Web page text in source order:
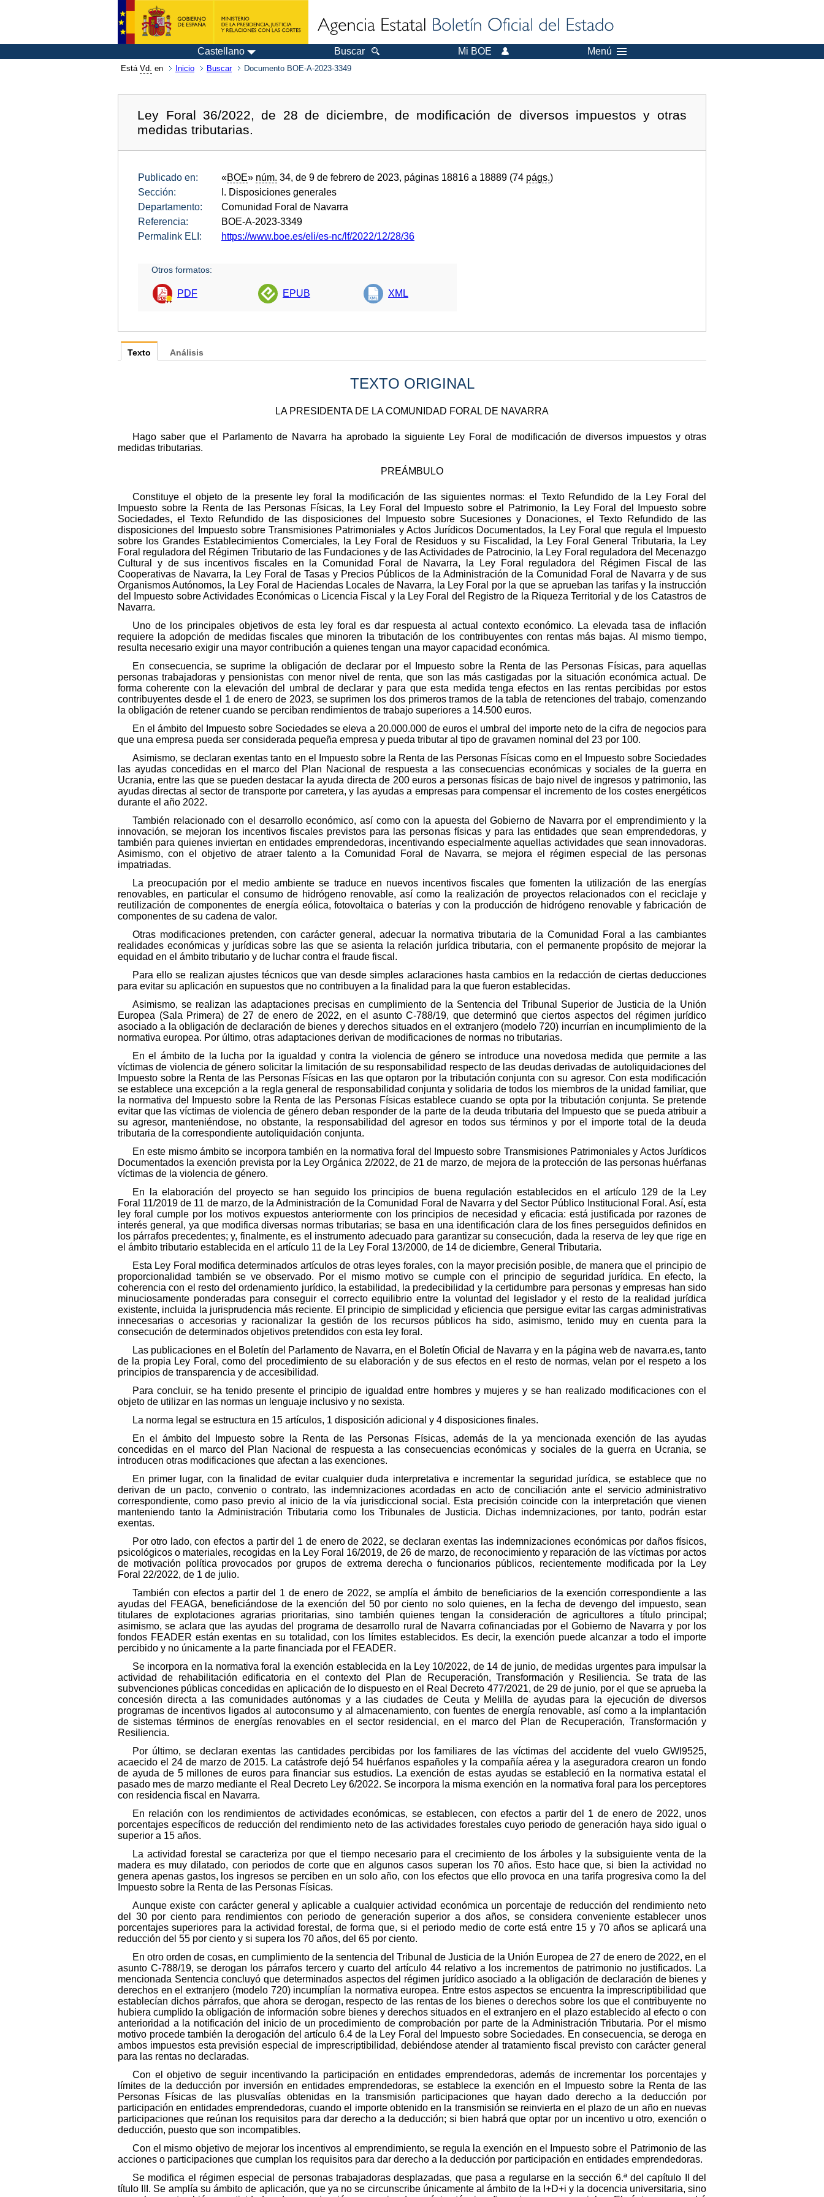
Castellano Buscar Mi BOE Menú
Está Vd. en Inicio Buscar Documento BOE-A-2023-3349
Ley Foral 36/2022, de 28 de diciembre, de modificación de diversos impuestos y otras
medidas tributarias.
Publicado en: «BOE» núm. 34, de 9 de febrero de 2023, páginas 18816 a 18889 (74 págs.)
Sección:
I. Disposiciones generales
Departamento:
Comunidad Foral de Navarra
Referencia:
BOE-A-2023-3349
Permalink ELI:
https://www.boe.es/eli/es-nc/lf/2022/12/28/36
Otros formatos:
PDF EPUB XML
Texto
TEXTO ORIGINAL
LA PRESIDENTA DE LA COMUNIDAD FORAL DE NAVARRA
Hago saber que el Parlamento de Navarra ha aprobado la siguiente Ley Foral de modificación de diversos impuestos y otras
medidas tributarias.
PREÁMBULO
Constituye el objeto de la presente ley foral la modificación de las siguientes normas: el Texto Refundido de la Ley Foral del
Impuesto sobre la Renta de las Personas Físicas, la Ley Foral del Impuesto sobre el Patrimonio, la Ley Foral del Impuesto sobre
Sociedades, el Texto Refundido de las disposiciones del Impuesto sobre Sucesiones y Donaciones, el Texto Refundido de las
disposiciones del Impuesto sobre Transmisiones Patrimoniales y Actos Jurídicos Documentados, la Ley Foral que regula el Impuesto
sobre los Grandes Establecimientos Comerciales, la Ley Foral de Residuos y su Fiscalidad, la Ley Foral General Tributaria, la Ley
Foral reguladora del Régimen Tributario de las Fundaciones y de las Actividades de Patrocinio, la Ley Foral reguladora del Mecenazgo
Cultural y de sus incentivos fiscales en la Comunidad Foral de Navarra, la Ley Foral reguladora del Régimen Fiscal de las
Cooperativas de Navarra, la Ley Foral de Tasas y Precios Públicos de la Administración de la Comunidad Foral de Navarra y de sus
Organismos Autónomos, la Ley Foral de Haciendas Locales de Navarra, la Ley Foral por la que se aprueban las tarifas y la instrucción
del Impuesto sobre Actividades Económicas o Licencia Fiscal y la Ley Foral del Registro de la Riqueza Territorial y de los Catastros de
Navarra.
Uno de los principales objetivos de esta ley foral es dar respuesta al actual contexto económico. La elevada tasa de inflación
requiere la adopción de medidas fiscales que minoren la tributación de los contribuyentes con rentas más bajas. Al mismo tiempo,
resulta necesario exigir una mayor contribución a quienes tengan una mayor capacidad económica.
En consecuencia, se suprime la obligación de declarar por el Impuesto sobre la Renta de las Personas Físicas, para aquellas
personas trabajadoras y pensionistas con menor nivel de renta, que son las más castigadas por la situación económica actual. De
forma coherente con la elevación del umbral de declarar y para que esta medida tenga efectos en las rentas percibidas por estos
contribuyentes desde el 1 de enero de 2023, se suprimen los dos primeros tramos de la tabla de retenciones del trabajo, comenzando
la obligación de retener cuando se perciban rendimientos de trabajo superiores a 14.500 euros.
En el ámbito del Impuesto sobre Sociedades se eleva a 20.000.000 de euros el umbral del importe neto de la cifra de negocios para
que una empresa pueda ser considerada pequeña empresa y pueda tributar al tipo de gravamen nominal del 23 por 100.
Asimismo, se declaran exentas tanto en el Impuesto sobre la Renta de las Personas Físicas como en el Impuesto sobre Sociedades
las ayudas concedidas en el marco del Plan Nacional de respuesta a las consecuencias económicas y sociales de la guerra en
Ucrania, entre las que se pueden destacar la ayuda directa de 200 euros a personas físicas de bajo nivel de ingresos y patrimonio, las
ayudas directas al sector de transporte por carretera, y las ayudas a empresas para compensar el incremento de los costes energéticos
durante el año 2022.
También relacionado con el desarrollo económico, así como con la apuesta del Gobierno de Navarra por el emprendimiento y la
innovación, se mejoran los incentivos fiscales previstos para las personas físicas y para las entidades que sean emprendedoras, y
también para quienes inviertan en entidades emprendedoras, incentivando especialmente aquellas actividades que sean innovadoras.
Asimismo, con el objetivo de atraer talento a la Comunidad Foral de Navarra, se mejora el régimen especial de las personas
impatriadas.
La preocupación por el medio ambiente se traduce en nuevos incentivos fiscales que fomenten la utilización de las energías
renovables, en particular el consumo de hidrógeno renovable, así como la realización de proyectos relacionados con el reciclaje y
reutilización de componentes de energía eólica, fotovoltaica o baterías y con la producción de hidrógeno renovable y fabricación de
componentes de su cadena de valor.
Otras modificaciones pretenden, con carácter general, adecuar la normativa tributaria de la Comunidad Foral a las cambiantes
realidades económicas y jurídicas sobre las que se asienta la relación jurídica tributaria, con el permanente propósito de mejorar la
equidad en el ámbito tributario y de luchar contra el fraude fiscal.
Para ello se realizan ajustes técnicos que van desde simples aclaraciones hasta cambios en la redacción de ciertas deducciones
para evitar su aplicación en supuestos que no contribuyen a la finalidad para la que fueron establecidas.
Asimismo, se realizan las adaptaciones precisas en cumplimiento de la Sentencia del Tribunal Superior de Justicia de la Unión
Europea (Sala Primera) de 27 de enero de 2022, en el asunto C-788/19, que determinó que ciertos aspectos del régimen jurídico
asociado a la obligación de declaración de bienes y derechos situados en el extranjero (modelo 720) incurrían en incumplimiento de la
normativa europea. Por último, otras adaptaciones derivan de modificaciones de normas no tributarias.
En el ámbito de la lucha por la igualdad y contra la violencia de género se introduce una novedosa medida que permite a las
víctimas de violencia de género solicitar la limitación de su responsabilidad respecto de las deudas derivadas de autoliquidaciones del
Impuesto sobre la Renta de las Personas Físicas en las que optaron por la tributación conjunta con su agresor. Con esta modificación
se establece una excepción a la regla general de responsabilidad conjunta y solidaria de todos los miembros de la unidad familiar, que
la normativa del Impuesto sobre la Renta de las Personas Físicas establece cuando se opta por la tributación conjunta. Se pretende
evitar que las víctimas de violencia de género deban responder de la parte de la deuda tributaria del Impuesto que se pueda atribuir a
su agresor, manteniéndose, no obstante, la responsabilidad del agresor en todos sus términos y por el importe total de la deuda
tributaria de la correspondiente autoliquidación conjunta.
En este mismo ámbito se incorpora también en la normativa foral del Impuesto sobre Transmisiones Patrimoniales y Actos Jurídicos
Documentados la exención prevista por la Ley Orgánica 2/2022, de 21 de marzo, de mejora de la protección de las personas huérfanas
víctimas de la violencia de género.
En la elaboración del proyecto se han seguido los principios de buena regulación establecidos en el artículo 129 de la Ley
Foral 11/2019 de 11 de marzo, de la Administración de la Comunidad Foral de Navarra y del Sector Público Institucional Foral. Así, esta
ley foral cumple por los motivos expuestos anteriormente con los principios de necesidad y eficacia: está justificada por razones de
interés general, ya que modifica diversas normas tributarias; se basa en una identificación clara de los fines perseguidos definidos en
los párrafos precedentes; y, finalmente, es el instrumento adecuado para garantizar su consecución, dada la reserva de ley que rige en
el ámbito tributario establecida en el artículo 11 de la Ley Foral 13/2000, de 14 de diciembre, General Tributaria.
Esta Ley Foral modifica determinados artículos de otras leyes forales, con la mayor precisión posible, de manera que el principio de
proporcionalidad también se ve observado. Por el mismo motivo se cumple con el principio de seguridad jurídica. En efecto, la
coherencia con el resto del ordenamiento jurídico, la estabilidad, la predecibilidad y la certidumbre para personas y empresas han sido
minuciosamente ponderadas para conseguir el correcto equilibrio entre la voluntad del legislador y el resto de la realidad jurídica
existente, incluida la jurisprudencia más reciente. El principio de simplicidad y eficiencia que persigue evitar las cargas administrativas
innecesarias o accesorias y racionalizar la gestión de los recursos públicos ha sido, asimismo, tenido muy en cuenta para la
consecución de determinados objetivos pretendidos con esta ley foral.
Las publicaciones en el Boletín del Parlamento de Navarra, en el Boletín Oficial de Navarra y en la página web de navarra.es, tanto
de la propia Ley Foral, como del procedimiento de su elaboración y de sus efectos en el resto de normas, velan por el respeto a los
principios de transparencia y de accesibilidad.
Para concluir, se ha tenido presente el principio de igualdad entre hombres y mujeres y se han realizado modificaciones con el
objeto de utilizar en las normas un lenguaje inclusivo y no sexista.
La norma legal se estructura en 15 artículos, 1 disposición adicional y 4 disposiciones finales.
En el ámbito del Impuesto sobre la Renta de las Personas Físicas, además de la ya mencionada exención de las ayudas
concedidas en el marco del Plan Nacional de respuesta a las consecuencias económicas y sociales de la guerra en Ucrania, se
introducen otras modificaciones que afectan a las exenciones.
En primer lugar, con la finalidad de evitar cualquier duda interpretativa e incrementar la seguridad jurídica, se establece que no
derivan de un pacto, convenio o contrato, las indemnizaciones acordadas en acto de conciliación ante el servicio administrativo
correspondiente, como paso previo al inicio de la vía jurisdiccional social. Esta precisión coincide con la interpretación que vienen
manteniendo tanto la Administración Tributaria como los Tribunales de Justicia. Dichas indemnizaciones, por tanto, podrán estar
exentas.
Por otro lado, con efectos a partir del 1 de enero de 2022, se declaran exentas las indemnizaciones económicas por daños físicos,
psicológicos o materiales, recogidas en la Ley Foral 16/2019, de 26 de marzo, de reconocimiento y reparación de las víctimas por actos
de motivación política provocados por grupos de extrema derecha o funcionarios públicos, recientemente modificada por la Ley
Foral 22/2022, de 1 de julio.
También con efectos a partir del 1 de enero de 2022, se amplía el ámbito de beneficiarios de la exención correspondiente a las
ayudas del FEAGA, beneficiándose de la exención del 50 por ciento no solo quienes, en la fecha de devengo del impuesto, sean
titulares de explotaciones agrarias prioritarias, sino también quienes tengan la consideración de agricultores a título principal;
asimismo, se aclara que las ayudas del programa de desarrollo rural de Navarra cofinanciadas por el Gobierno de Navarra y por los
fondos FEADER están exentas en su totalidad, con los límites establecidos. Es decir, la exención puede alcanzar a todo el importe
percibido y no únicamente a la parte financiada por el FEADER.
Se incorpora en la normativa foral la exención establecida en la Ley 10/2022, de 14 de junio, de medidas urgentes para impulsar la
actividad de rehabilitación edificatoria en el contexto del Plan de Recuperación, Transformación y Resiliencia. Se trata de las
subvenciones públicas concedidas en aplicación de lo dispuesto en el Real Decreto 477/2021, de 29 de junio, por el que se aprueba la
concesión directa a las comunidades autónomas y a las ciudades de Ceuta y Melilla de ayudas para la ejecución de diversos
programas de incentivos ligados al autoconsumo y al almacenamiento, con fuentes de energía renovable, así como a la implantación
de sistemas términos de energías renovables en el sector residencial, en el marco del Plan de Recuperación, Transformación y
Resiliencia.
Por último, se declaran exentas las cantidades percibidas por los familiares de las víctimas del accidente del vuelo GWI9525,
acaecido el 24 de marzo de 2015. La catástrofe dejó 54 huérfanos españoles y la compañía aérea y la aseguradora crearon un fondo
de ayuda de 5 millones de euros para financiar sus estudios. La exención de estas ayudas se estableció en la normativa estatal el
pasado mes de marzo mediante el Real Decreto Ley 6/2022. Se incorpora la misma exención en la normativa foral para los perceptores
con residencia fiscal en Navarra.
En relación con los rendimientos de actividades económicas, se establecen, con efectos a partir del 1 de enero de 2022, unos
porcentajes específicos de reducción del rendimiento neto de las actividades forestales cuyo periodo de generación haya sido igual o
superior a 15 años.
La actividad forestal se caracteriza por que el tiempo necesario para el crecimiento de los árboles y la subsiguiente venta de la
madera es muy dilatado, con periodos de corte que en algunos casos superan los 70 años. Esto hace que, si bien la actividad no
genera apenas gastos, los ingresos se perciben en un solo año, con los efectos que ello provoca en una tarifa progresiva como la del
Impuesto sobre la Renta de las Personas Físicas.
Aunque existe con carácter general y aplicable a cualquier actividad económica un porcentaje de reducción del rendimiento neto
del 30 por ciento para rendimientos con periodo de generación superior a dos años, se considera conveniente establecer unos
porcentajes superiores para la actividad forestal, de forma que, si el periodo medio de corte está entre 15 y 70 años se aplicará una
reducción del 55 por ciento y si supera los 70 años, del 65 por ciento.
En otro orden de cosas, en cumplimiento de la sentencia del Tribunal de Justicia de la Unión Europea de 27 de enero de 2022, en el
asunto C-788/19, se derogan los párrafos tercero y cuarto del artículo 44 relativo a los incrementos de patrimonio no justificados. La
mencionada Sentencia concluyó que determinados aspectos del régimen jurídico asociado a la obligación de declaración de bienes y
derechos en el extranjero (modelo 720) incumplían la normativa europea. Entre estos aspectos se encuentra la imprescriptibilidad que
establecían dichos párrafos, que ahora se derogan, respecto de las rentas de los bienes o derechos sobre los que el contribuyente no
hubiera cumplido la obligación de información sobre bienes y derechos situados en el extranjero en el plazo establecido al efecto o con
anterioridad a la notificación del inicio de un procedimiento de comprobación por parte de la Administración Tributaria. Por el mismo
motivo procede también la derogación del artículo 6.4 de la Ley Foral del Impuesto sobre Sociedades. En consecuencia, se deroga en
ambos impuestos esta previsión especial de imprescriptibilidad, debiéndose atender al tratamiento fiscal previsto con carácter general
para las rentas no declaradas.
Con el objetivo de seguir incentivando la participación en entidades emprendedoras, además de incrementar los porcentajes y
límites de la deducción por inversión en entidades emprendedoras, se establece la exención en el Impuesto sobre la Renta de las
Personas Físicas de las plusvalías obtenidas en la transmisión participaciones que hayan dado derecho a la deducción por
participación en entidades emprendedoras, cuando el importe obtenido en la transmisión se reinvierta en el plazo de un año en nuevas
participaciones que reúnan los requisitos para dar derecho a la deducción; si bien habrá que optar por un incentivo u otro, exención o
deducción, puesto que son incompatibles.
Con el mismo objetivo de mejorar los incentivos al emprendimiento, se regula la exención en el Impuesto sobre el Patrimonio de las
acciones o participaciones que cumplan los requisitos para dar derecho a la deducción por participación en entidades emprendedoras.
Se modifica el régimen especial de personas trabajadoras desplazadas, que pasa a regularse en la sección 6.ª del capítulo II del
título III. Se amplía su ámbito de aplicación, que ya no se circunscribe únicamente al ámbito de la I+D+i y la docencia universitaria, sino
Análisis